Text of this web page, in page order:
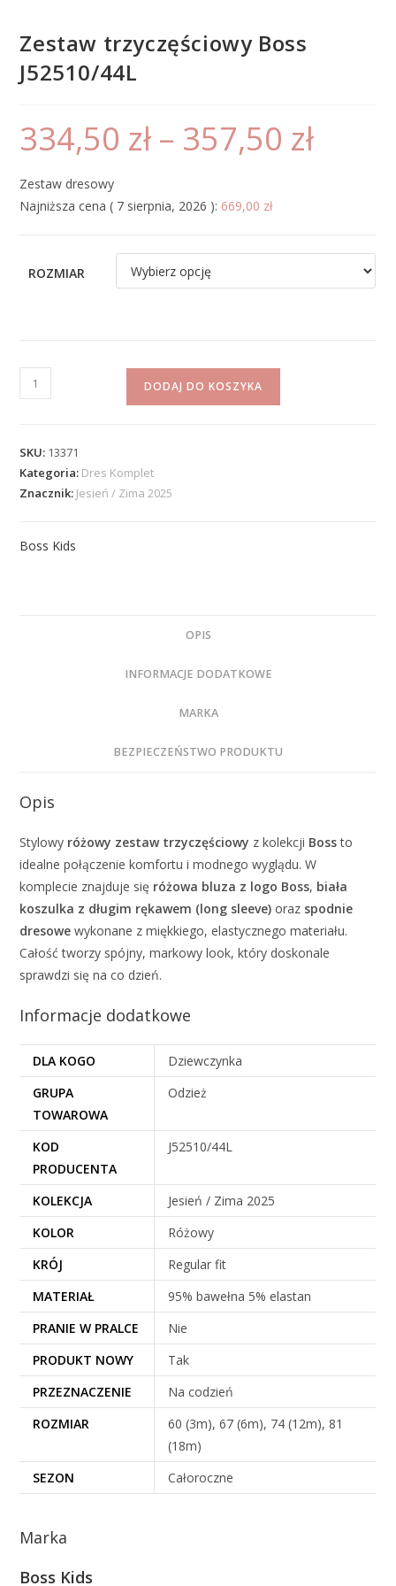
Zestaw trzyczęściowy Boss
J52510/44L
334,50 zł – 357,50 zł
Zestaw dresowy
Najniższa cena ( 7 sierpnia, 2026 ): 669,00 zł
ROZMIAR
DODAJ DO KOSZYKA
SKU: 13371
Kategoria: Dres Komplet
Znacznik: Jesień / Zima 2025
Boss Kids
OPIS
INFORMACJE DODATKOWE
MARKA
BEZPIECZEŃSTWO PRODUKTU
Opis
Stylowy różowy zestaw trzyczęściowy z kolekcji Bossto
idealne połączenie komfortu i modnego wyglądu. W
komplecie znajduje się różowa bluza z logo Boss, biała
koszulka z długim rękawem (long sleeve) oraz spodnie
dresowe wykonane z miękkiego, elastycznego materiału.
Całość tworzy spójny, markowy look, który doskonale
sprawdzi się na co dzień.
Informacje dodatkowe
DLA KOGO
Dziewczynka
GRUPA
TOWAROWA
Odzież
KOD
PRODUCENTA
J52510/44L
KOLEKCJA
Jesień / Zima 2025
KOLOR
Różowy
KRÓJ
Regular fit
MATERIAŁ
95% bawełna 5% elastan
PRANIE W PRALCE
Nie
PRODUKT NOWY
Tak
PRZEZNACZENIE
Na codzień
ROZMIAR
60 (3m), 67 (6m), 74 (12m), 81
(18m)
SEZON
Całoroczne
Marka
Boss Kids